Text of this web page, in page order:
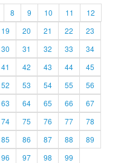
8 9 10 11
12
19 20 21 22
23
30 31 32 33
34
41 42 43 44
45
52 53 54 55
56
63 64 65 66
67
74 75 76 77
78
85 86 87 88
89
96 97 98
99